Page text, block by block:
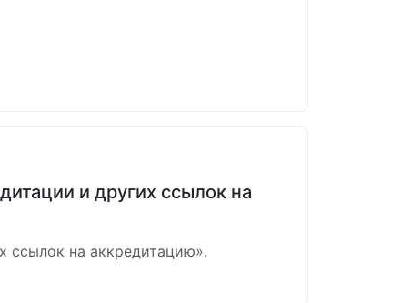
и других ссылок на
ссылок на аккредитацию».